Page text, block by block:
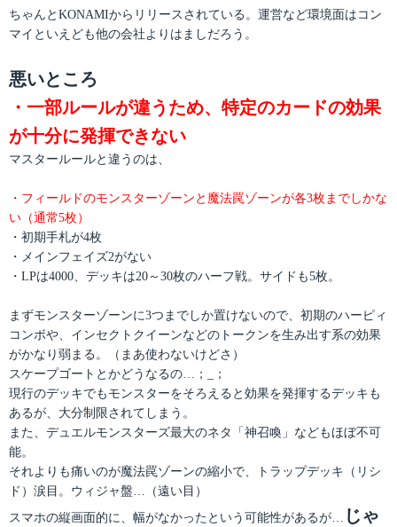
ちゃんとKONAMIからリリースされている。運営など環境面はコン
マイといえども他の会社よりはましだろう。
悪いところ
・一部ルールが違うため、特定のカードの効果
が十分に発揮できない
マスタールールと違うのは、
・フィールドのモンスターゾーンと魔法罠ゾーンが各3枚までしかな
い（通常5枚）
・初期手札が4枚
・メインフェイズ2がない
・LPは4000、デッキは20～30枚のハーフ戦。サイドも5枚。
まずモンスターゾーンに3つまでしか置けないので、初期のハーピィ
コンボや、インセクトクイーンなどのトークンを生み出す系の効果
がかなり弱まる。（まあ使わないけどさ）
スケープゴートとかどうなるの…；_；
現行のデッキでもモンスターをそろえると効果を発揮するデッキも
あるが、大分制限されてしまう。
また、デュエルモンスターズ最大のネタ「神召喚」などもほぼ不可
能。
それよりも痛いのが魔法罠ゾーンの縮小で、トラップデッキ（リシ
ド）涙目。ウィジャ盤…（遠い目）
スマホの縦画面的に、幅がなかったという可能性があるが… じゃ